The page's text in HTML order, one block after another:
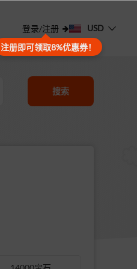
登录/注册
注册即可领取8%优惠券！
USD
搜索